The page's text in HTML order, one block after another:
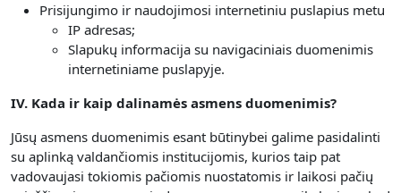
Prisijungimo ir naudojimosi internetiniu puslapius metu
IP adresas;
Slapukų informacija su navigaciniais duomenimis
internetiniame puslapyje.
IV. Kada ir kaip dalinamės asmens duomenimis?
Jūsų asmens duomenimis esant būtinybei galime pasidalinti
su aplinką valdančiomis institucijomis, kurios taip pat
vadovaujasi tokiomis pačiomis nuostatomis ir laikosi pačių